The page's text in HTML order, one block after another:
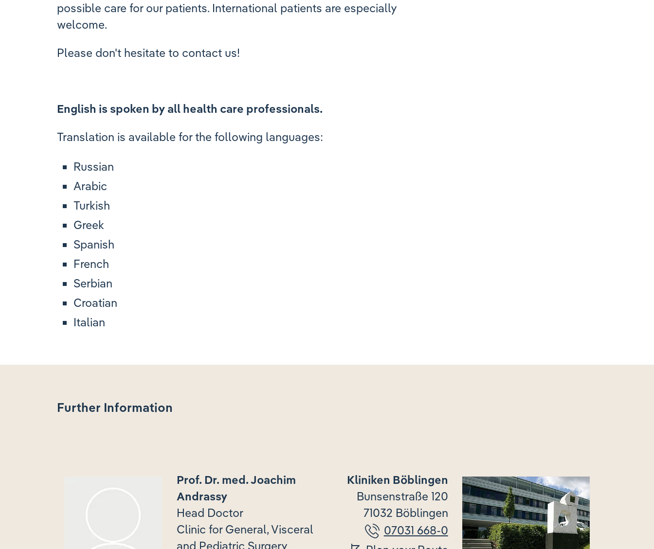
possible care for our patients. International patients are especially
welcome.
Please don't hesitate to contact us!
English is spoken by all health care professionals.
Translation is available for the following languages:
Russian
Arabic
Turkish
Greek
Spanish
French
Serbian
Croatian
Italian
Further Information
Prof. Dr. med. Joachim
Andrassy
Head Doctor
Clinic for General, Visceral
and Pediatric Surgery
Kliniken Böblingen
Bunsenstraße 120
71032 Böblingen
07031 668-0